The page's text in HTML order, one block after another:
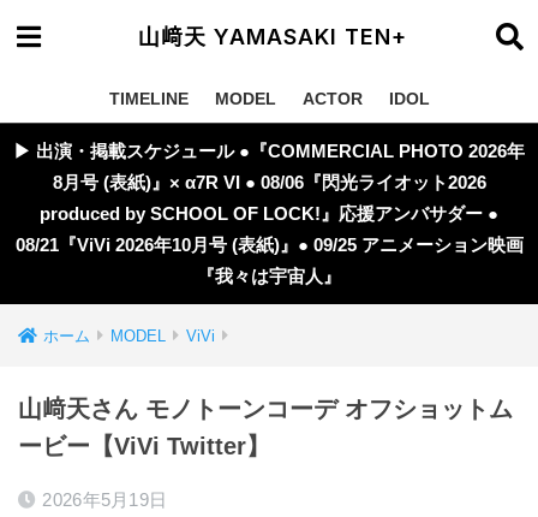
山﨑天 YAMASAKI TEN+
TIMELINE MODEL ACTOR IDOL
▶︎ 出演・掲載スケジュール ●『COMMERCIAL PHOTO 2026年
8月号 (表紙)』× α7R VI ● 08/06『閃光ライオット2026
produced by SCHOOL OF LOCK!』応援アンバサダー ●
08/21『ViVi 2026年10月号 (表紙)』● 09/25 アニメーション映画
『我々は宇宙人』
ホーム MODEL ViVi
山﨑天さん モノトーンコーデ オフショットム
ービー【ViVi Twitter】
2026年5月19日